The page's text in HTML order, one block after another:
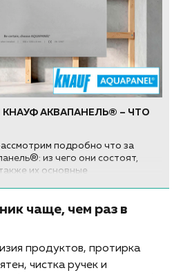
АКВАПАНЕЛЬ® – ЧТО
подробно что за
из чего они состоят,
их основные
чаще, чем раз в
продуктов, протирка
чистка ручек и